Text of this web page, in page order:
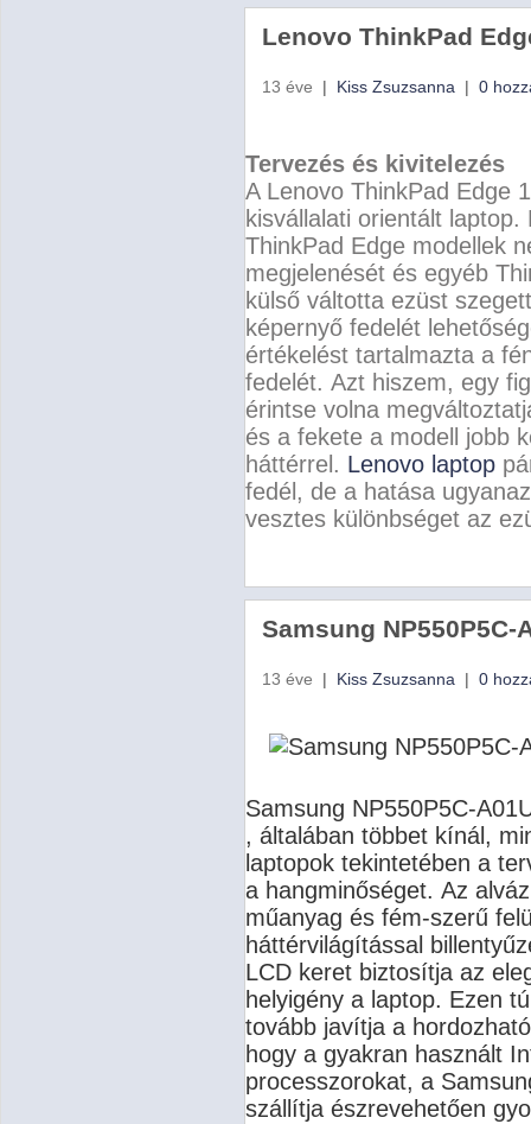
Lenovo ThinkPad
13 éve | Kiss Zsuzsanna | 0
Tervezés és kivitelezés
A Lenovo ThinkPad Edge
kisvállalati orientált laptop.
ThinkPad Edge modellek
megjelenését és egyéb
külső váltotta ezüst
képernyő fedelét
értékelést tartalmazta a
fedelét. Azt hiszem, egy
érintse volna
és a fekete a modell jobb
háttérrel. Lenovo laptop
fedél, de a hatása
vesztes különbséget az
Samsung NP550P5C-
13 éve | Kiss Zsuzsanna | 0
Samsung NP550P5C-
, általában többet kínál,
laptopok tekintetében a
a hangminőséget. Az
műanyag és fém-szerű
háttérvilágítással
LCD keret biztosítja az
helyigény a laptop. Ezen
tovább javítja a
hogy a gyakran használt
processzorokat, a
szállítja észrevehetően